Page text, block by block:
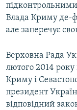
Влада Криму де-
але заперечує
Верховна Рада
лютого 2014 року
Криму і
президент
відповідний